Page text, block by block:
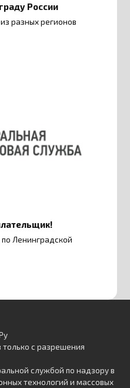
России
разных регионов
Ленинградской
с разрешения
службой по надзору в
технологий и массовых